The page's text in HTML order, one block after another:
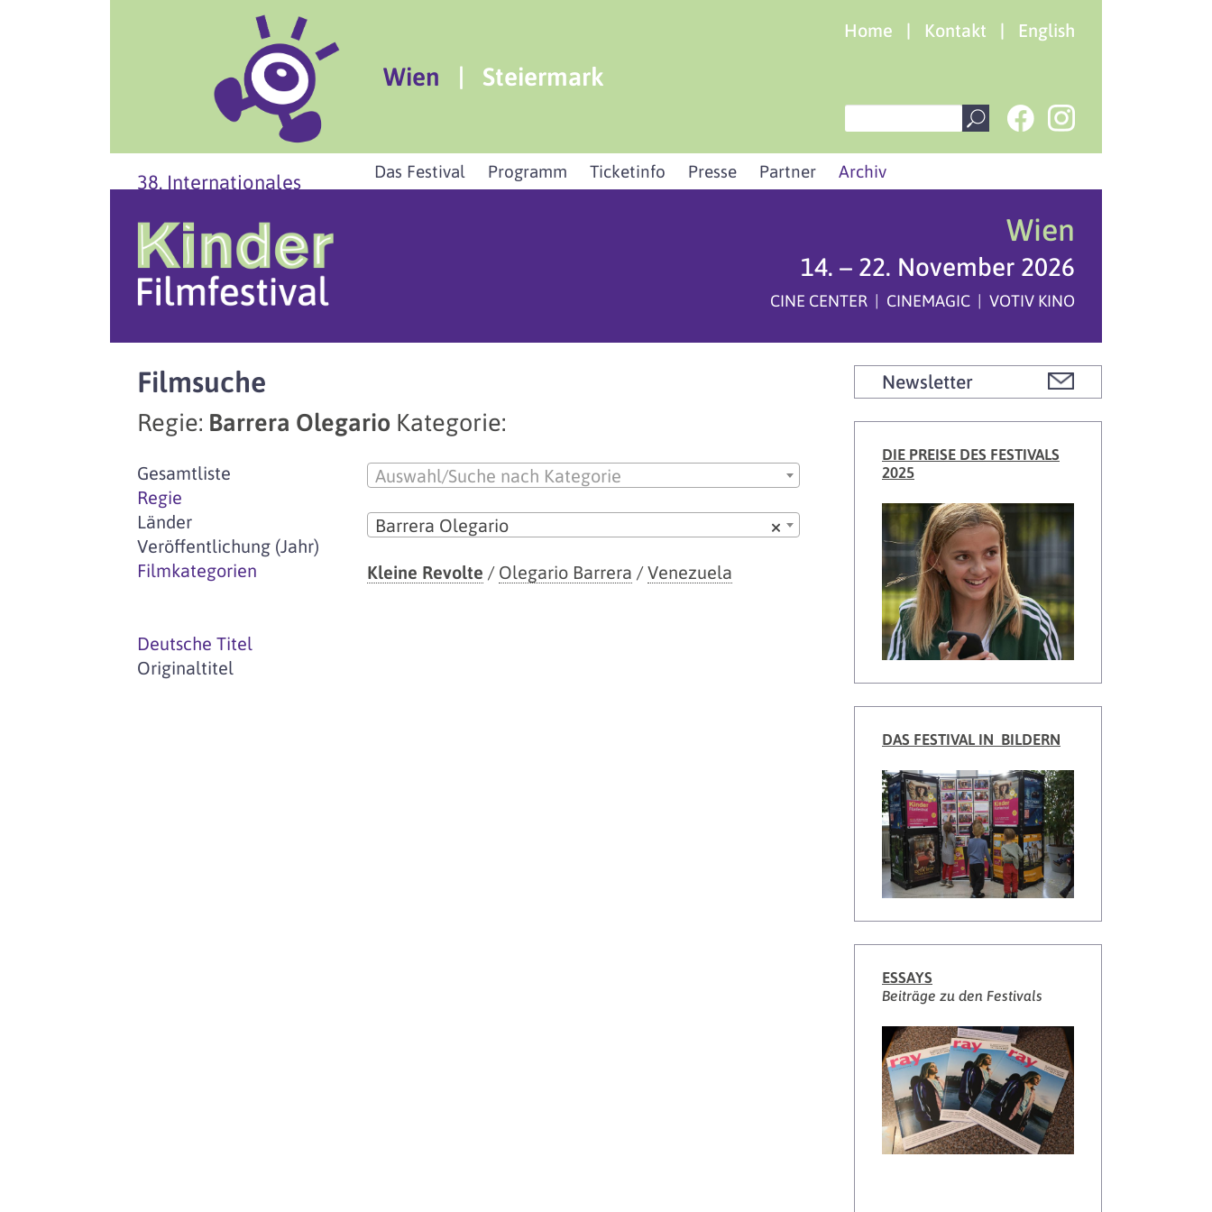
Home | Kontakt | English
Wien | Steiermark
38. Internationales Das Festival Programm Ticketinfo Presse Partner Archiv
Wien
14. – 22. November 2026
CINE CENTER | CINEMAGIC | VOTIV KINO
Filmsuche
Regie: Barrera Olegario Kategorie:
Gesamtliste
Regie
Länder
Veröffentlichung (Jahr)
Filmkategorien
Deutsche Titel
Originaltitel
Auswahl/Suche nach Kategorie
×
Barrera Olegario
Kleine Revolte / Olegario Barrera /Venezuela
Newsletter
DIE PREISE DES FESTIVALS
2025
DAS FESTIVAL IN BILDERN
ESSAYS
Beiträge zu den Festivals